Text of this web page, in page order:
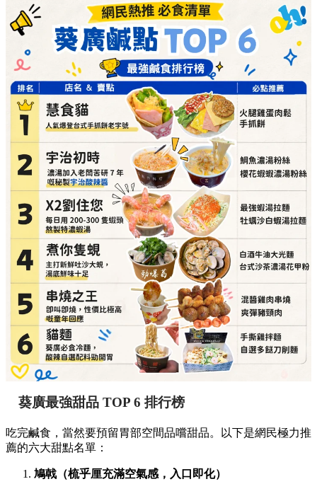
葵廣最強甜品 TOP 6 排行榜
吃完鹹食，當然要預留胃部空間品嚐甜品。以下是網民極力推
薦的六大甜點名單：
鳩戟（梳乎厘充滿空氣感，入口即化）